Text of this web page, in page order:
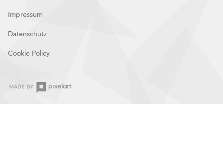
Impressum
Datenschutz
Cookie Policy